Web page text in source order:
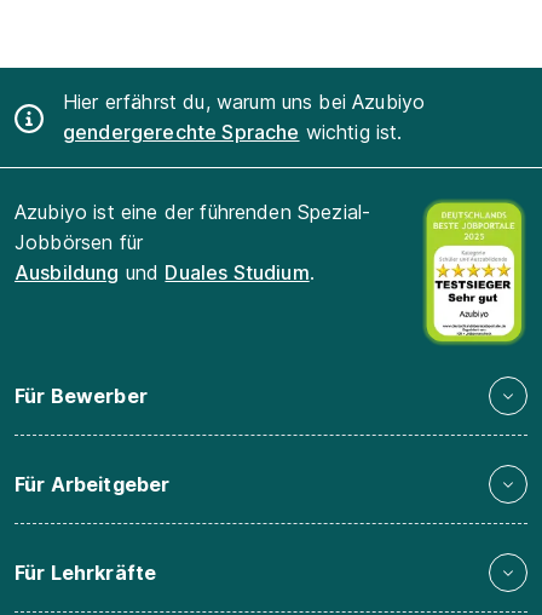
Hier erfährst du, warum uns bei Azubiyo
gendergerechte Sprache wichtig ist.
Azubiyo ist eine der führenden Spezial-
Jobbörsen für
Ausbildung und Duales Studium.
Für Bewerber
Für Arbeitgeber
Für Lehrkräfte